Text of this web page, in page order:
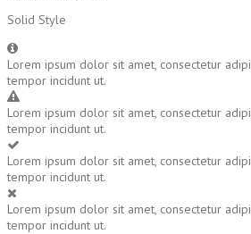
Solid Style
Lorem ipsum dolor sit amet, consectetur
tempor incidunt ut.
Lorem ipsum dolor sit amet, consectetur
tempor incidunt ut.
Lorem ipsum dolor sit amet, consectetur
tempor incidunt ut.
Lorem ipsum dolor sit amet, consectetur
tempor incidunt ut.